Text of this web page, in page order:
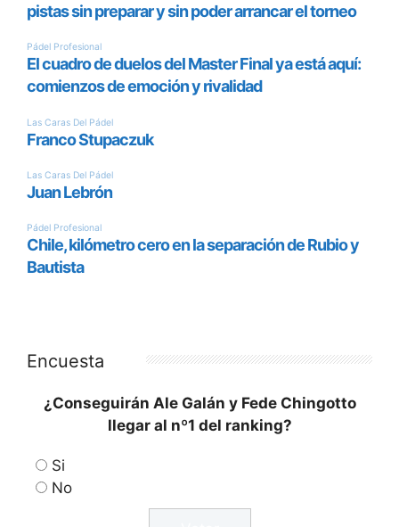
Encuesta
¿Conseguirán Ale Galán y Fede Chingotto
llegar al nº1 del ranking?
Si
No